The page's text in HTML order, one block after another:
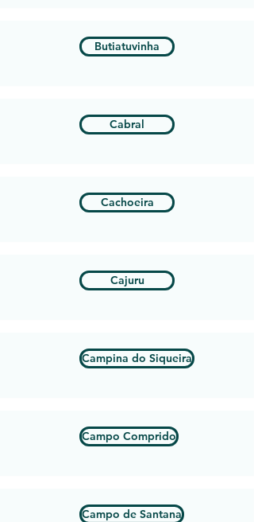
Butiatuvinha
Cabral
Cachoeira
Cajuru
Campina do Siqueira
Campo Comprido
Campo de Santana